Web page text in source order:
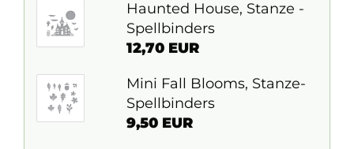
Haunted House, Stanze -
Spellbinders
12,70 EUR
Mini Fall Blooms, Stanze-
Spellbinders
9,50 EUR